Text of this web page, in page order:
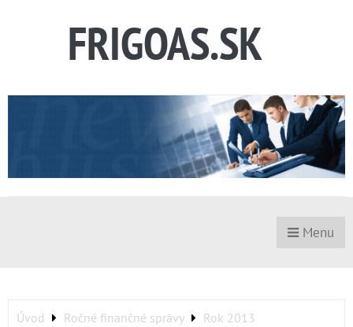
FRIGOAS.SK
Menu
Úvod Ročné finančné správy Rok 2013